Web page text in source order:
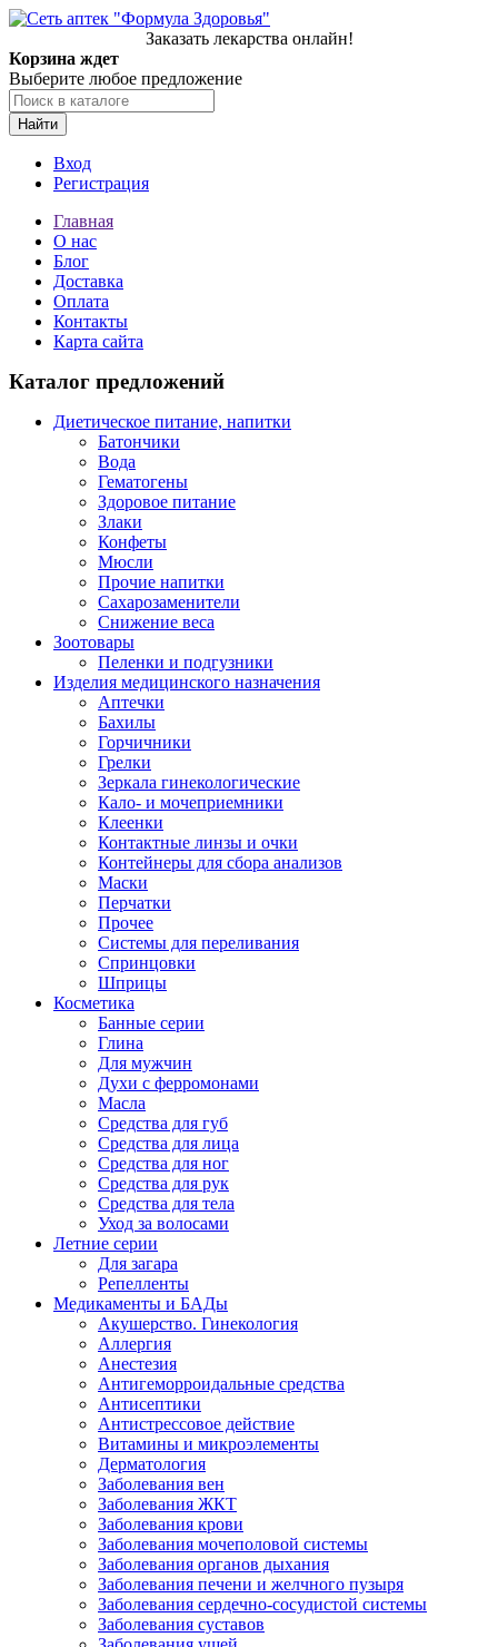
Заказать лекарства онлайн!
Корзина ждет
Выберите любое предложение
Найти
Вход
Регистрация
Главная
О нас
Блог
Доставка
Оплата
Контакты
Карта сайта
Каталог предложений
Диетическое питание, напитки
Батончики
Вода
Гематогены
Здоровое питание
Злаки
Конфеты
Мюсли
Прочие напитки
Сахарозаменители
Снижение веса
Зоотовары
Пеленки и подгузники
Изделия медицинского назначения
Аптечки
Бахилы
Горчичники
Грелки
Зеркала гинекологические
Кало- и мочеприемники
Клеенки
Контактные линзы и очки
Контейнеры для сбора анализов
Маски
Перчатки
Прочее
Системы для переливания
Спринцовки
Шприцы
Косметика
Банные серии
Глина
Для мужчин
Духи с ферромонами
Масла
Средства для губ
Средства для лица
Средства для ног
Средства для рук
Средства для тела
Уход за волосами
Летние серии
Для загара
Репелленты
Медикаменты и БАДы
Акушерство. Гинекология
Аллергия
Анестезия
Антигеморроидальные средства
Антисептики
Антистрессовое действие
Витамины и микроэлементы
Дерматология
Заболевания вен
Заболевания ЖКТ
Заболевания крови
Заболевания мочеполовой системы
Заболевания органов дыхания
Заболевания печени и желчного пузыря
Заболевания сердечно-сосудистой системы
Заболевания суставов